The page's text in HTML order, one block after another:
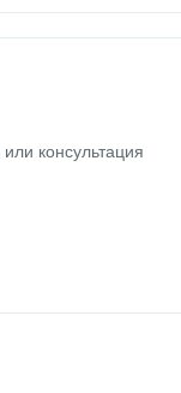
консультация